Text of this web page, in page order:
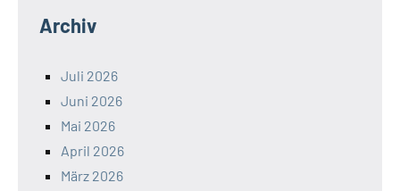
Archiv
Juli 2026
Juni 2026
Mai 2026
April 2026
März 2026